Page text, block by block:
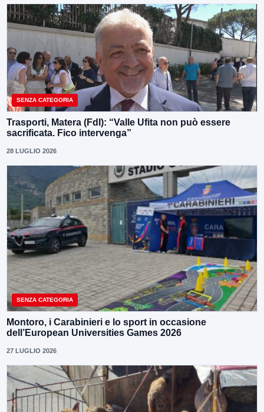
SENZA CATEGORIA
Trasporti, Matera (FdI): “Valle Ufita non può essere
sacrificata. Fico intervenga”
28 LUGLIO 2026
SENZA CATEGORIA
Montoro, i Carabinieri e lo sport in occasione
dell’European Universities Games 2026
27 LUGLIO 2026